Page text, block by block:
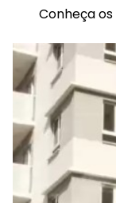
Conheça